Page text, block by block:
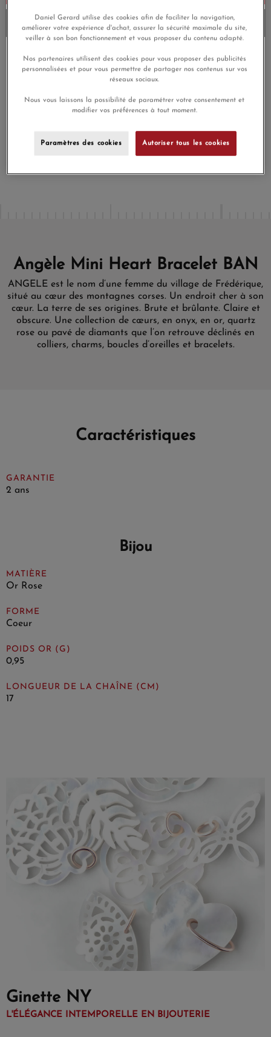
Livré chez vous la semaine prochaine
Livraison gratuite
Payez en 4x ou 10x
sans frais
Paiement sécurisé
remboursé
En achetant ce produit vous gagnerez15,75 € grâce à notre
Angèle Mini Heart Bracelet BAN
ANGELE est le nom d’une femme du village de Frédérique,
situé au cœur des montagnes corses. Un endroit cher à son
cœur. La terre de ses origines. Brute et brûlante. Claire et
obscure. Une collection de cœurs, en onyx, en or, quartz
rose ou pavé de diamants que l’on retrouve déclinés en
colliers, charms, boucles d’oreilles et bracelets.
Caractéristiques
GARANTIE
2 ans
Bijou
MATIÈRE
Or Rose
FORME
Coeur
POIDS OR (G)
0,95
LONGUEUR DE LA CHAÎNE (CM)
17
Ginette NY
L'ÉLÉGANCE INTEMPORELLE EN BIJOUTERIE
Daniel Gerard utilise des cookies afin de faciliter la navigation,
améliorer votre expérience d'achat, assurer la sécurité maximale du site,
veiller à son bon fonctionnement et vous proposer du contenu adapté.
Nos partenaires utilisent des cookies pour vous proposer des publicités
personnalisées et pour vous permettre de partager nos contenus sur vos
réseaux sociaux.
Nous vous laissons la possibilité de paramétrer votre consentement et
modifier vos préférences à tout moment.
Paramètres des cookies Autoriser tous les cookies